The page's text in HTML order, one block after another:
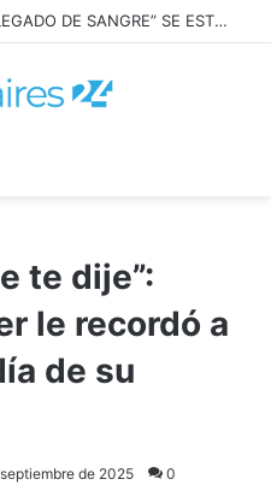
LA PELÍCULA “MALVINAS: LEGADO DE SANGRE” SE ESTRENARÁ EN PRIME VIDEO
te dije”:
le recordó a
de su
de 2025 0